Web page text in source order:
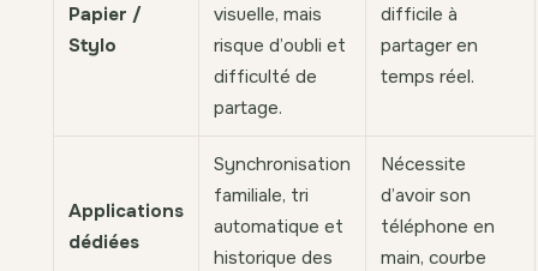
Papier /
Stylo
visuelle, mais
risque d’oubli et
difficulté de
partage.
difficile à
partager en
temps réel.
Applications
dédiées
Synchronisation
familiale, tri
automatique et
historique des
Nécessite
d’avoir son
téléphone en
main, courbe